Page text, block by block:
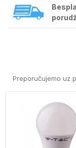
Preporučujemo uz